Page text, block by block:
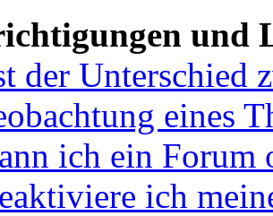
und
der Unterschied
eines
ich ein Forum
ich